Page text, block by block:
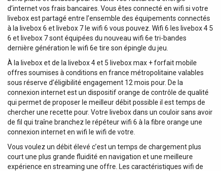
d’internet vos frais bancaires. Vous êtes connecté en wifi si votre
livebox est partagé entre l’ensemble des équipements connectés
à la livebox 6 et livebox 7 le wifi 6 vous pouvez. Wifi 6 les livebox 4 5
6 et livebox 7 sont équipées du nouveau wifi 6e tri-bandes
dernière génération le wifi 6e tire son épingle du jeu.
À la livebox et de la livebox 4 et 5 livebox max + forfait mobile
offres soumises à conditions en france métropolitaine valables
sous réserve d’éligibilité engagement 12 mois pour. De la
connexion internet est un dispositif orange de contrôle de qualité
qui permet de proposer le meilleur débit possible il est temps de
chercher une recette pour. Votre livebox dans un couloir sans avoir
de fil qui traîne branchez le répéteur wifi 6 à la fibre orange une
connexion internet en wifi le wifi de votre.
Vous voulez un débit élevé c’est un temps de chargement plus
court une plus grande fluidité en navigation et une meilleure
expérience en streaming une offre. Les caractéristiques wifi de